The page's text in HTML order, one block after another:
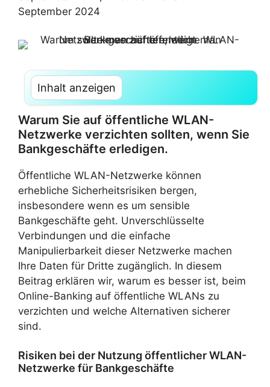
September 2024
Inhalt anzeigen
Warum Sie auf öffentliche WLAN-
Netzwerke verzichten sollten, wenn Sie
Bankgeschäfte erledigen.
Öffentliche WLAN-Netzwerke können
erhebliche Sicherheitsrisiken bergen,
insbesondere wenn es um sensible
Bankgeschäfte geht. Unverschlüsselte
Verbindungen und die einfache
Manipulierbarkeit dieser Netzwerke machen
Ihre Daten für Dritte zugänglich. In diesem
Beitrag erklären wir, warum es besser ist, beim
Online-Banking auf öffentliche WLANs zu
verzichten und welche Alternativen sicherer
sind.
Risiken bei der Nutzung öffentlicher WLAN-
Netzwerke für Bankgeschäfte